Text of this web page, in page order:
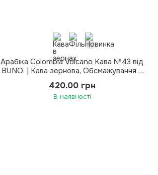
Арабіка Colombia Volcano Кава №43 від
BUNO. | Кава зернова, Обсмажування –
420.00 грн
В наявності